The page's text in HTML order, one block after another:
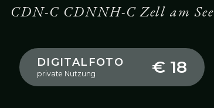
CDN-C CDNNH-C Zell am See
DIGITALFOTO
private Nutzung € 18